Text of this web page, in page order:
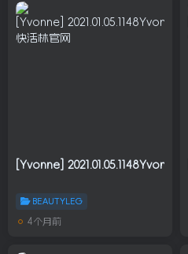
[Yvonne]
BEAUTYLEG
4个月前